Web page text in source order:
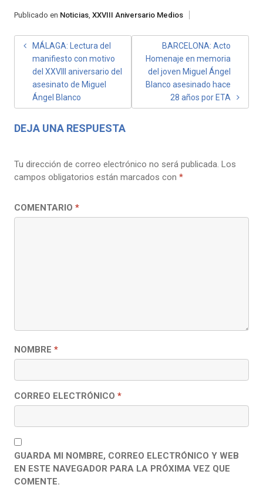
Publicado en Noticias, XXVIII Aniversario Medios
NAVEGACIÓN
ENTRADAS
MÁLAGA: Lectura del
manifiesto con motivo
del XXVIII aniversario del
asesinato de Miguel
Ángel Blanco
BARCELONA: Acto
Homenaje en memoria
del joven Miguel Ángel
Blanco asesinado hace
28 años por ETA
DEJA UNA RESPUESTA
Tu dirección de correo electrónico no será publicada. Los
campos obligatorios están marcados con *
COMENTARIO *
NOMBRE *
CORREO ELECTRÓNICO *
GUARDA MI NOMBRE, CORREO ELECTRÓNICO Y WEB
EN ESTE NAVEGADOR PARA LA PRÓXIMA VEZ QUE
COMENTE.